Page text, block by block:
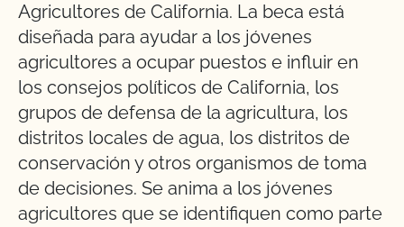
Agricultores de California. La beca está
diseñada para ayudar a los jóvenes
agricultores a ocupar puestos e influir en
los consejos políticos de California, los
grupos de defensa de la agricultura, los
distritos locales de agua, los distritos de
conservación y otros organismos de toma
de decisiones. Se anima a los jóvenes
agricultores que se identifiquen como parte